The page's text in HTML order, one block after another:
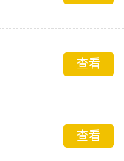
查看
查看